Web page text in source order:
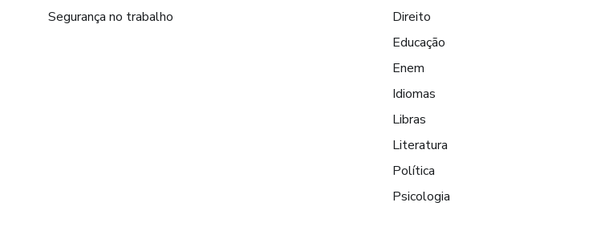
Segurança no trabalho
Direito
Educação
Enem
Idiomas
Libras
Literatura
Política
Psicologia